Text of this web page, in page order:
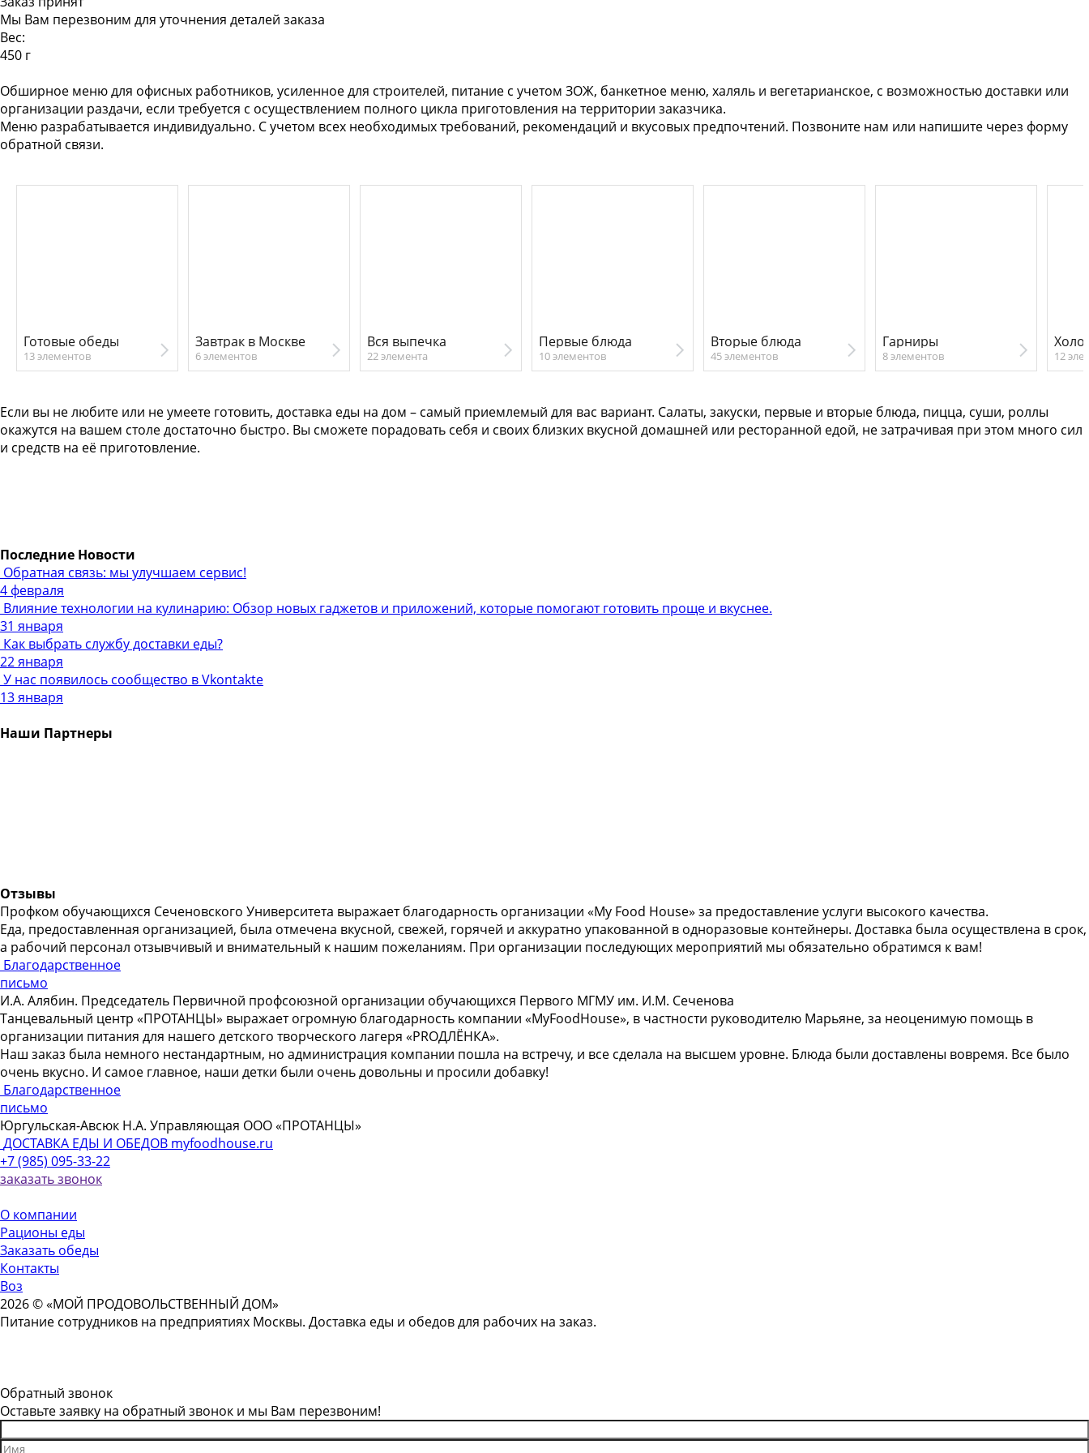
Мы Вам перезвоним для уточнения деталей заказа
Вес:
450 г
Обширное меню для офисных работников, усиленное для строителей, питание с учетом ЗОЖ, банкетное меню, халяль и вегетарианское, с возможностью доставки или
организации раздачи, если требуется с осуществлением полного цикла приготовления на территории заказчика.
Меню разрабатывается индивидуально. С учетом всех необходимых требований, рекомендаций и вкусовых предпочтений. Позвоните нам или напишите через форму
обратной связи.
Готовые обеды
13 элементов
Завтрак в Москве
6 элементов
Вся выпечка
22 элемента
Первые блюда
10 элементов
Вторые блюда
45 элементов
Гарниры
8 элементов 12
Если вы не любите или не умеете готовить, доставка еды на дом – самый приемлемый для вас вариант. Салаты, закуски, первые и вторые блюда, пицца, суши, роллы
окажутся на вашем столе достаточно быстро. Вы сможете порадовать себя и своих близких вкусной домашней или ресторанной едой, не затрачивая при этом много сил
и средств на её приготовление.
Последние Новости
Обратная связь: мы улучшаем сервис!
4 февраля
Влияние технологии на кулинарию: Обзор новых гаджетов и приложений, которые помогают готовить проще и вкуснее.
31 января
Как выбрать службу доставки еды?
22января
У нас появилось сообщество в Vkontakte
13января
Наши Партнеры
Отзывы
Профком обучающихся Сеченовского Университета выражает благодарность организации «My Food House» за предоставление услуги высокого качества.
Еда, предоставленная организацией, была отмечена вкусной, свежей, горячей и аккуратно упакованной в одноразовые контейнеры. Доставка была осуществлена в срок,
а рабочий персонал отзывчивый и внимательный к нашим пожеланиям. При организации последующих мероприятий мы обязательно обратимся к вам!
Благодарственное
письмо
И.А. Алябин. Председатель Первичной профсоюзной организации обучающихся Первого МГМУ им. И.М. Сеченова
Танцевальный центр «ПРОТАНЦЫ» выражает огромную благодарность компании «MyFoodHouse», в частности руководителю Марьяне, за неоценимую помощь в
организации питания для нашего детского творческого лагеря «PROДЛЁНКА».
Наш заказ была немного нестандартным, но администрация компании пошла на встречу, и все сделала на высшем уровне. Блюда были доставлены вовремя. Все было
очень вкусно. И самое главное, наши детки были очень довольны и просили добавку!
Благодарственное
письмо
Юргульская-Авсюк Н.А. Управляющая ООО «ПРОТАНЦЫ»
ДОСТАВКА ЕДЫ И ОБЕДОВ myfoodhouse.ru
+7 (985) 095-33-22
заказать звонок
О компании
Рационы еды
Заказать обеды
Контакты
Воз
2026 © «МОЙ ПРОДОВОЛЬСТВЕННЫЙ ДОМ»
Питание сотрудников на предприятиях Москвы. Доставка еды и обедов для рабочих на заказ.
Обратный звонок
Оставьте заявку на обратный звонок и мы Вам перезвоним!